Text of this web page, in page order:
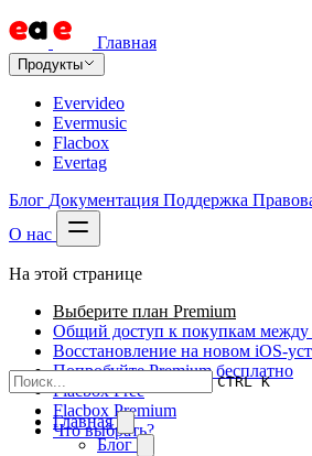
Главная
Продукты
Evervideo
Evermusic
Flacbox
Evertag
Блог Документация Поддержка
О нас
CTRL K
Главная
Блог
На этой странице
Выберите план Premium
Общий доступ к покупкам между
Восстановление на новом iOS-
Попробуйте Premium бесплатно
Flacbox Free
Flacbox Premium
Что выбрать?